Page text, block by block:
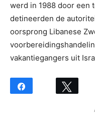
werd in 1988 door een
detineerden de
oorsprong Libanese
vakantiegangers uit